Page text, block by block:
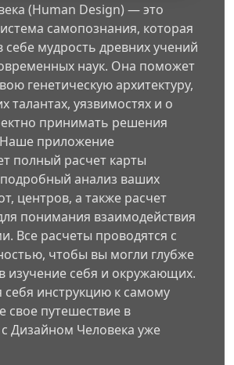
(Human Design) — это
самопознания, которая
себе мудрость древних учений
наук. Она поможет
генетическую архитектуру,
талантах, уязвимостях и о
принимать решения
приложение
полный расчет карты
анализ ваших
центров, а также расчет
понимания взаимодействия
Все расчеты проводятся с
чтобы вы могли глубже
изучение себя и окружающих.
себя инструкцию к самому
свое путешествие в
Дизайном Человека уже